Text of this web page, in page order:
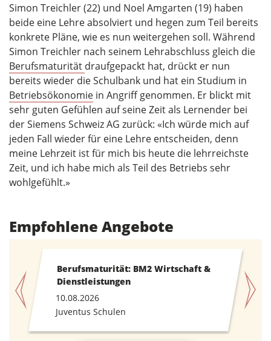
Simon Treichler (22) und Noel Amgarten (19) haben
beide eine Lehre absolviert und hegen zum Teil bereits
konkrete Pläne, wie es nun weitergehen soll. Während
Simon Treichler nach seinem Lehrabschluss gleich die
Berufsmaturität draufgepackt hat, drückt er nun
bereits wieder die Schulbank und hat ein Studium in
Betriebsökonomie in Angriff genommen. Er blickt mit
sehr guten Gefühlen auf seine Zeit als Lernender bei
der Siemens Schweiz AG zurück: «Ich würde mich auf
jeden Fall wieder für eine Lehre entscheiden, denn
meine Lehrzeit ist für mich bis heute die lehrreichste
Zeit, und ich habe mich als Teil des Betriebs sehr
wohlgefühlt.»
Empfohlene Angebote
Berufsmaturität: BM2 Wirtschaft &
Dienstleistungen
10.08.2026
Juventus Schulen